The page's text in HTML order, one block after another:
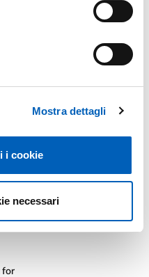
Mostra dettagli
i cookie
necessari
F.; Viglioli M.;
C.; Scalvini L.;
for